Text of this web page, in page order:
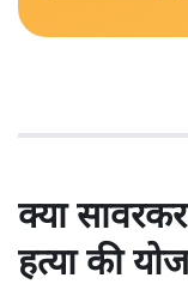
क्या
हत्या की